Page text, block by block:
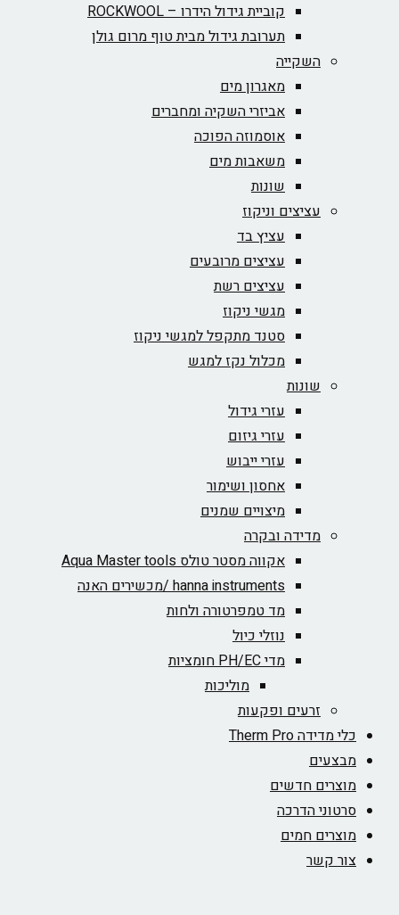
קוביית גידול הידרו – ROCKWOOL‏
תערובת גידול מבית טוף מרום גולן
השקייה
מאגרון מים
אביזרי השקיה ומחברים
אוסמוזה הפוכה
משאבות מים
שונות
עציצים וניקוז
עציץ בד
עציצים מרובעים
עציצים רשת
מגשי ניקוז
סטנד מתקפל למגשי ניקוז
מכלול נקז למגש
שונות
עזרי גידול
עזרי גיזום
עזרי ייבוש
אחסון ושימור
מיצויים שמנים
מדידה ובקרה
אקווה מסטר טולס Aqua Master tools
hanna instruments /מכשירים האנה
מד טמפרטורה ולחות
נוזלי כיול
מדי PH/EC חומציות
מוליכות
זרעים ופקעות
כלי מדידה Therm Pro
מבצעים
מוצרים חדשים
סרטוני הדרכה
מוצרים חמים
צור קשר